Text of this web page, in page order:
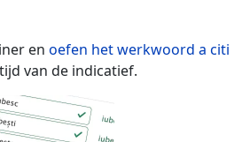
en oefen het werkwoord a citi
van de indicatief.